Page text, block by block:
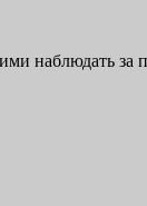
наблюдать за